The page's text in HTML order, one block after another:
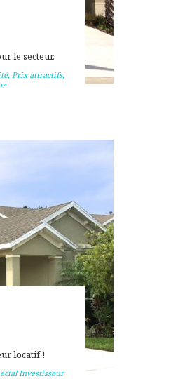
le secteur.
, Prix attractifs,
locatif !
Investisseur